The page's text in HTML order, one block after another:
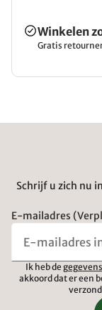
Winkelen
Gratis
Schrijf u zich nu
E-mailadres
Ik heb de
akkoord dat er een